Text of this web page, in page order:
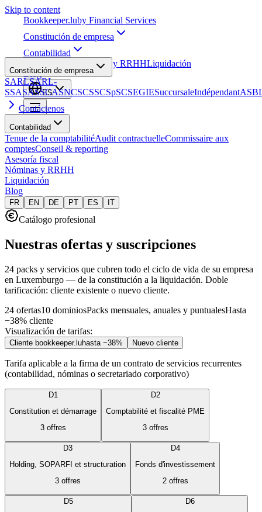
Skip to content
Bookkeeper.luby Financial Services
Constitución de empresa
Contabilidad
Nóminas y RRHHLiquidación
Blog
ES
Constitución de empresa
SARLSARL-
SSASASSCASNCSCSSCSpSCSEGIESuccursaleIndépendant
Contáctenos
Contabilidad
Tenue de la comptabilitéAudit contractuelleCommissaire aux
comptesConseil & reporting
Asesoría fiscal
Nóminas y RRHH
Liquidación
Blog
FR EN DE PT ES IT
Catálogo profesional
Nuestras ofertas y suscripciones
24 packs y servicios que cubren todo el ciclo de vida de su empresa
en Luxemburgo — de la constitución a la liquidación. Doble
tarificación: cliente existente o nuevo cliente.
24 ofertas10 dominiosPacks mensuales, anuales y puntualesHasta
−38% cliente
Visualización de tarifas:
Cliente bookkeeper.luhasta −38% Nuevo cliente
Tarifa aplicable a la firma de un contrato de servicios recurrentes
(contabilidad, nóminas o secretariado corporativo)
D1
Constitution et démarrage
3 offres
D2
Comptabilité et fiscalité PME
3 offres
D3
Holding, SOPARFI et structuration
3 offres
D4
Fonds d'investissement
2 offres
D5
D6